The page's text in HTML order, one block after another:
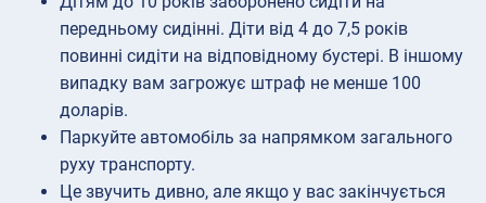
передньому сидінні. Діти від 4 до 7,5 років
повинні сидіти на відповідному бустері. В іншому
випадку вам загрожує штраф не менше 100
доларів.
Паркуйте автомобіль за напрямком загального
руху транспорту.
Це звучить дивно, але якщо у вас закінчується